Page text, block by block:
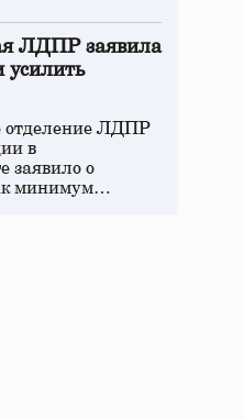
ЛДПР заявила
усилить
отделение ЛДПР
в
заявило о
минимум…